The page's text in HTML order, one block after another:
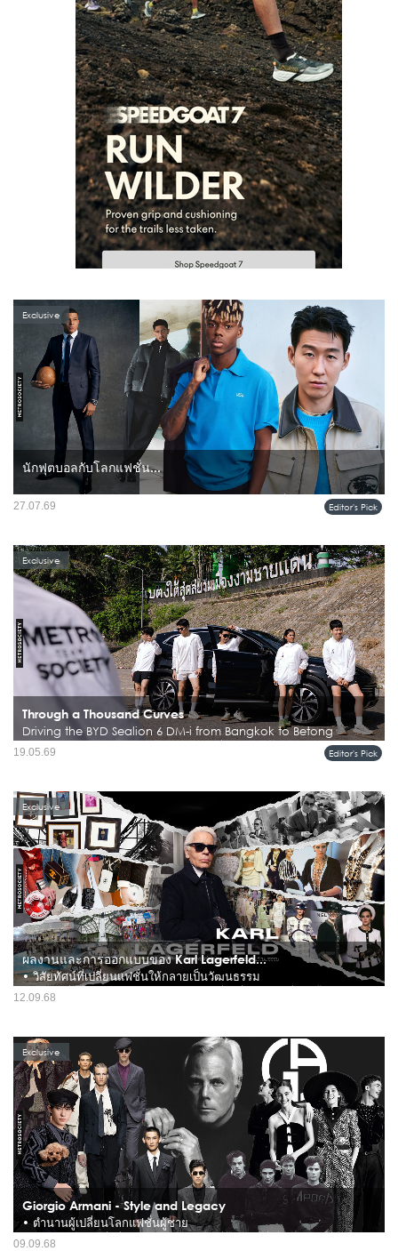
นักฟุตบอลกับโลกแฟชั่น...
เคยมีช่วงเวลาที่นักฟุตบอลกับโลกลักชัวรีเป็นเพียงภาพของการนั่งฟรอนต์โรว์หรือการ
แต่งตัวหลังจบเกม แต่วันนี้ทุกอย่างเปลี่ยนไปอย่างชัดเจน เมื่อผู้เล่นระดับแถวหน้าของ
Exclusive
Editor's Pick
27.07.69
Through a Thousand Curves
Driving the BYD Sealion 6 DM-i from Bangkok to Betong
การขับรถจากกรุงเทพฯ ลงไปถึงเบตง ไม่ใช่ทริปที่หลายคนเลือกทำบ่อยนัก โดยเฉพาะ
เมื่อปลายทางคือ Amazean Jungle Thailand by UTMB งานวิ่งเทรลระดับโลกที่รวมทั้ง
Exclusive
Editor's Pick
19.05.69
ผลงานและการออกแบบของ Karl Lagerfeld...
• วิสัยทัศน์ที่เปลี่ยนแฟชั่นให้กลายเป็นวัฒนธรรม
ในโลกแฟชั่นที่หมุนเวียนอย่างรวดเร็ว มีเพียงไม่กี่คนที่สามารถเปลี่ยน ‘เสื้อผ้า’ ให้กลาย
Exclusive
12.09.68
Giorgio Armani - Style and Legacy
• ตำนานผู้เปลี่ยนโลกแฟชั่นผู้ชาย
จอร์โจ อาร์มานี คือชื่อที่แทบทุกคนในวงการแฟชั่นรู้จัก แต่สิ่งที่ทำให้เขาแตกต่างจาก
Exclusive
09.09.68